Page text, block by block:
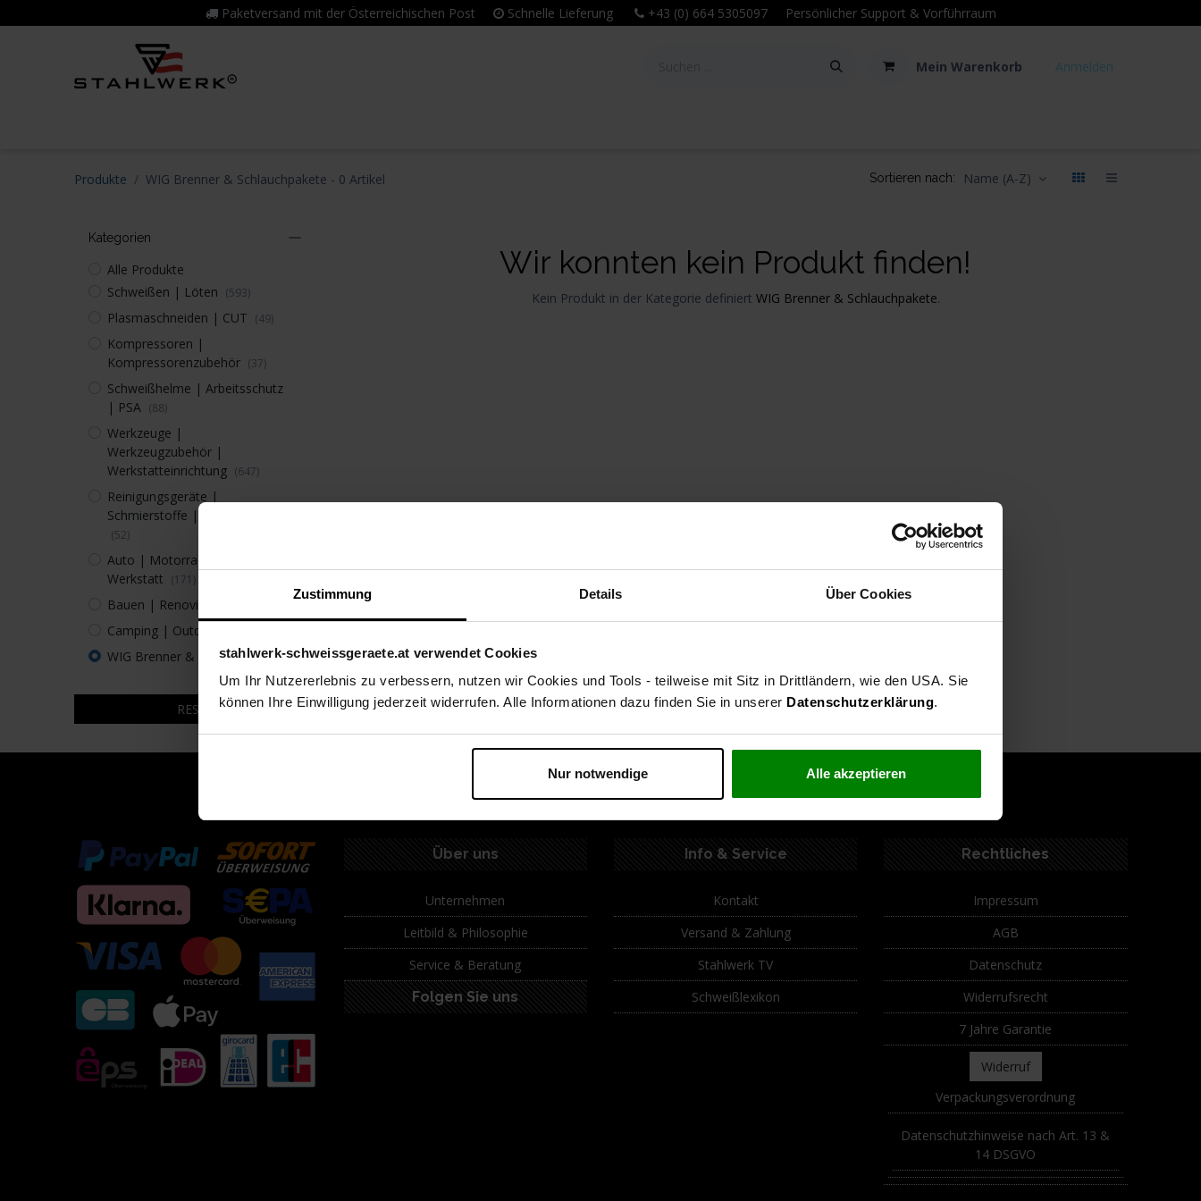
Zustimmung Details Über Cookies
stahlwerk-schweissgeraete.at verwendet Cookies
Um Ihr Nutzererlebnis zu verbessern, nutzen wir Cookies und Tools - teilweise mit Sitz in Drittländern, wie den USA. Sie
können Ihre Einwilligung jederzeit widerrufen. Alle Informationen dazu finden Sie in unserer Datenschutzerklärung.
Nur notwendige Alle akzeptieren
Paketversand mit der Österreichischen Post Schnelle Lieferung +43 (0) 664 5305097 Persönlicher Support & Vorführraum
Mein Warenkorb Anmelden
Produkte WIG Brenner & Schlauchpakete - 0 Artikel Sortieren nach: Name (A-Z)
Kategorien
Alle Produkte
Schweißen | Löten (593)
Plasmaschneiden | CUT (49)
Kompressoren |
Kompressorenzubehör (37)
Schweißhelme | Arbeitsschutz
| PSA (88)
Werkzeuge |
Werkzeugzubehör |
Werkstatteinrichtung (647)
Reinigungsgeräte |
Schmierstoffe | Pflegemittel
(52)
Auto | Motorrad | Kfz-
Werkstatt (171)
Bauen | Renovieren
Camping | Outdoor
WIG Brenner & Schlauchpakete
RESET
Wir konnten kein Produkt finden!
Kein Produkt in der Kategorie definiert WIG Brenner & Schlauchpakete.
Über uns
Unternehmen
Leitbild & Philosophie
Service & Beratung
Folgen Sie uns
Info & Service
Kontakt
Versand & Zahlung
Stahlwerk TV
Schweißlexikon
Rechtliches
Impressum
AGB
Datenschutz
Widerrufsrecht
7 Jahre Garantie
Widerruf
Verpackungsverordnung
Datenschutzhinweise nach Art. 13 &
14 DSGVO